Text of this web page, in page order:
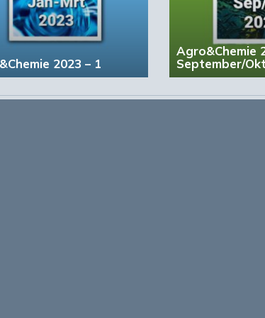
een lage traceerbaarheid en vooral
dat biobased chemicaliën uit alle
van de uitstoot van broeikasgassen.
van een strategie voor duurzame
2023 – 1
Agro&Chemie
September/